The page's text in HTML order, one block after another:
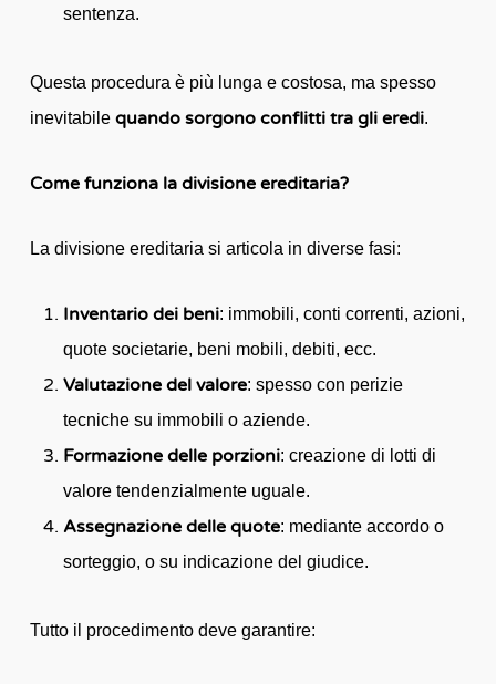
sentenza.
Questa procedura è più lunga e costosa, ma spesso
inevitabile quando sorgono conflitti tra gli eredi.
Come funziona la divisione ereditaria?
La divisione ereditaria si articola in diverse fasi:
Inventario dei beni: immobili, conti correnti, azioni,
quote societarie, beni mobili, debiti, ecc.
Valutazione del valore: spesso con perizie
tecniche su immobili o aziende.
Formazione delle porzioni: creazione di lotti di
valore tendenzialmente uguale.
Assegnazione delle quote: mediante accordo o
sorteggio, o su indicazione del giudice.
Tutto il procedimento deve garantire: